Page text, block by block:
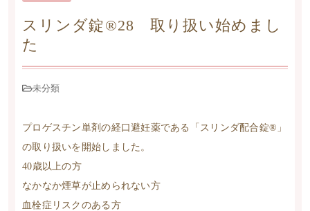
スリンダ錠®28 取り扱い始めまし
た
未分類
プロゲスチン単剤の経口避妊薬である「スリンダ配合錠®」
の取り扱いを開始しました。
40歳以上の方
なかなか煙草が止められない方
血栓症リスクのある方